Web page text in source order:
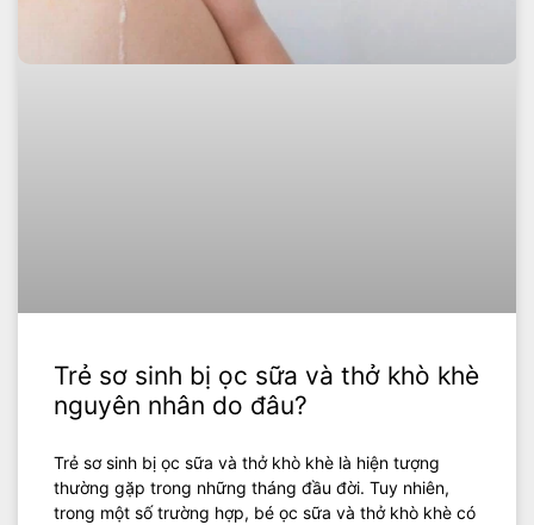
Trẻ sơ sinh bị ọc sữa và thở khò khè
nguyên nhân do đâu?
Trẻ sơ sinh bị ọc sữa và thở khò khè là hiện tượng
thường gặp trong những tháng đầu đời. Tuy nhiên,
trong một số trường hợp, bé ọc sữa và thở khò khè có